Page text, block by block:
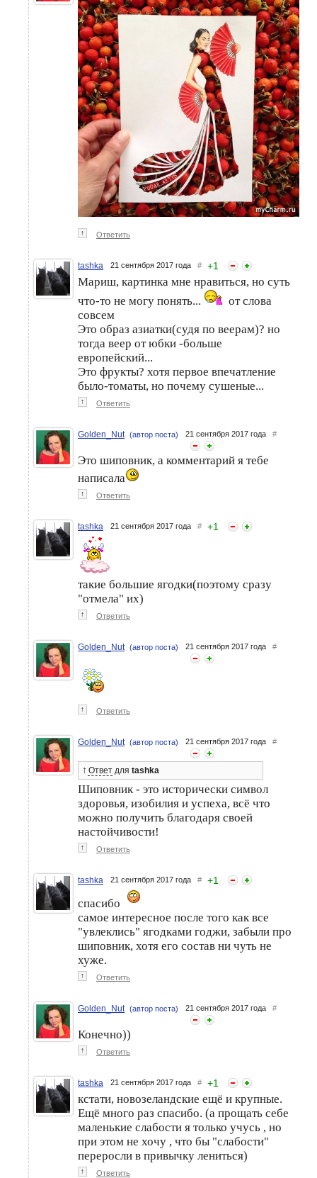
↑ Ответить
tashka 21 сентября 2017 года # +1
Мариш, картинка мне нравиться, но суть
что-то не могу понять...
от слова
совсем
Это образ азиатки(судя по веерам)? но
тогда веер от юбки -больше
европейский...
Это фрукты? хотя первое впечатление
было-томаты, но почему сушеные...
↑ Ответить
Golden_Nut (автор поста) 21 сентября 2017 года #
Это шиповник, а комментарий я тебе
написала
↑ Ответить
tashka 21 сентября 2017 года # +1
такие большие ягодки(поэтому сразу
"отмела" их)
↑ Ответить
Golden_Nut (автор поста) 21 сентября 2017 года #
↑ Ответить
Golden_Nut (автор поста) 21 сентября 2017 года #
↑ Ответ для tashka
Шиповник - это исторически символ
здоровья, изобилия и успеха, всё что
можно получить благодаря своей
настойчивости!
↑ Ответить
tashka 21 сентября 2017 года # +1
спасибо
самое интересное после того как все
"увлеклись" ягодками годжи, забыли про
шиповник, хотя его состав ни чуть не
хуже.
↑ Ответить
Golden_Nut (автор поста) 21 сентября 2017 года #
Конечно))
↑ Ответить
tashka 21 сентября 2017 года # +1
кстати, новозеландские ещё и крупные.
Ещё много раз спасибо. (а прощать себе
маленькие слабости я только учусь , но
при этом не хочу , что бы "слабости"
переросли в привычку лениться)
↑ Ответить